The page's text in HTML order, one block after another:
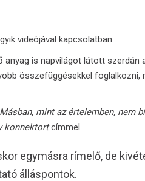
videójával kapcsolatban.
is napvilágot látott szerdán
összefüggésekkel
Másban, mint az értelemben, nem
konnektortcímmel.
egymásra rímelő, de
álláspontok.